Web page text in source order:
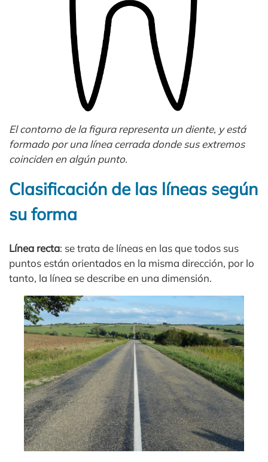
El contorno de la figura representa un diente, y está
formado por una línea cerrada donde sus extremos
coinciden en algún punto.
Clasificación de las líneas según
su forma
Línea recta: se trata de líneas en las que todos sus
puntos están orientados en la misma dirección, por lo
tanto, la línea se describe en una dimensión.